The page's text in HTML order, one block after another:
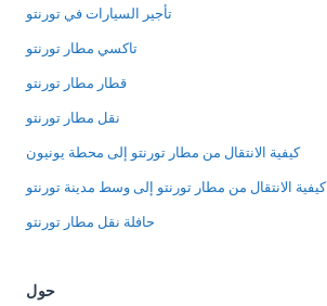
تأجير السيارات في تورنتو
تاكسي مطار تورنتو
قطار مطار تورنتو
نقل مطار تورنتو
كيفية الانتقال من مطار تورنتو إلى محطة يونيون
كيفية الانتقال من مطار تورنتو إلى وسط مدينة تورنتو
حافلة نقل مطار تورنتو
حول